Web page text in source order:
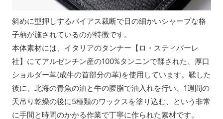
斜めに型押しするバイアス裁断で目の細かいシャープな格
子柄が施されているのが特徴です。
本体素材には、イタリアのタンナー【ロ・スティバーレ
社】にてアルゼンチン産の100%タンニンで鞣された、厚口
ショルダー革(成牛の首部分の革)を使用しています。鞣した
後に、北海の青魚の油と牛の腹脂で油入れを行い、1週間の
天吊り乾燥の後に5種類のワックスを塗り込む、という非常
に手間と時間のかかる作業で丁寧に作られた素材です。